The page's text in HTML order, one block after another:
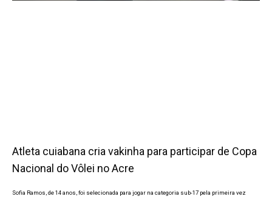
Atleta cuiabana cria vakinha para participar de Copa
Nacional do Vôlei no Acre
Sofia Ramos, de 14 anos, foi selecionada para jogar na categoria sub-17 pela primeira vez